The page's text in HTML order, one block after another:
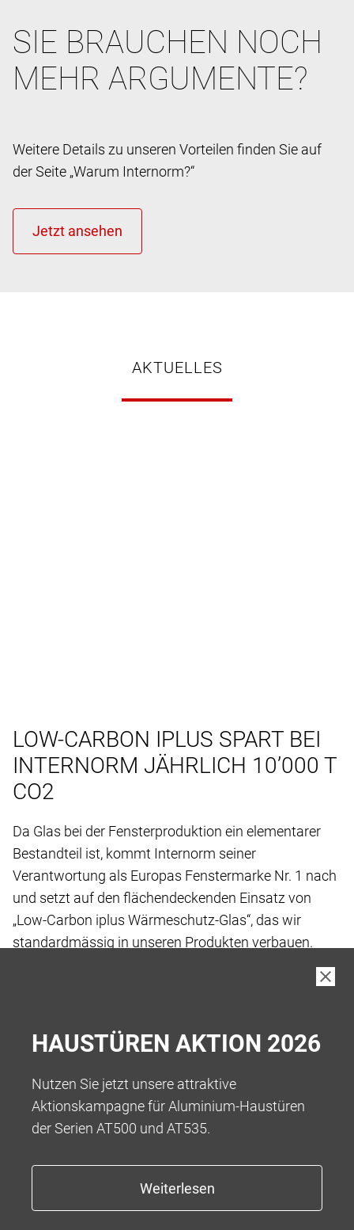
SIE BRAUCHEN NOCH
MEHR ARGUMENTE?
Weitere Details zu unseren Vorteilen finden Sie auf
der Seite „Warum Internorm?“
AKTUELLES
LOW-CARBON IPLUS SPART BEI
INTERNORM JÄHRLICH 10’000 T
CO2
Da Glas bei der Fensterproduktion ein elementarer
Bestandteil ist, kommt Internorm seiner
Verantwortung als Europas Fenstermarke Nr. 1 nach
und setzt auf den flächendeckenden Einsatz von
„Low-Carbon iplus Wärmeschutz-Glas“, das wir
standardmässig in unseren Produkten verbauen.
wurde
eigentlichen Fertigung bis hin zur Auslieferungan die
Kund:innen betrachtet, um Treibhausgasezu
reduzieren.
Das Ergebnis ist ein kohlenstoffarmes Floatglas
kg CO2-eq/m2** bei einer Glasdicke von4 mm, was
eine Reduktion von über 45 % ermöglicht.
HAUSTÜREN AKTION 2026
Nutzen Sie jetzt unsere attraktive
Aktionskampagne für Aluminium-Haustüren
der Serien AT500 und AT535.